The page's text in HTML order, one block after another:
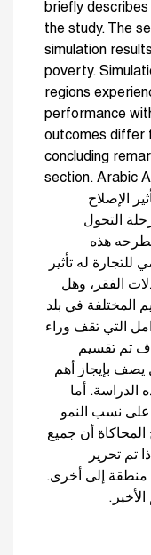
briefly
the study. The
simulation
poverty.
regions
performance
outcomes differ
concluding
section. Arabic
الإصلاح
التحول
هذه
للتجارة له تأثير
الفقر، وهل
المختلفة في بلد
التي تقف وراء
تم تقسيم
يصف بإيجاز أهم
الدراسة. أما
على نسب النمو
المحاكاة أن جميع
تم تحرير
منطقة إلى أخرى.